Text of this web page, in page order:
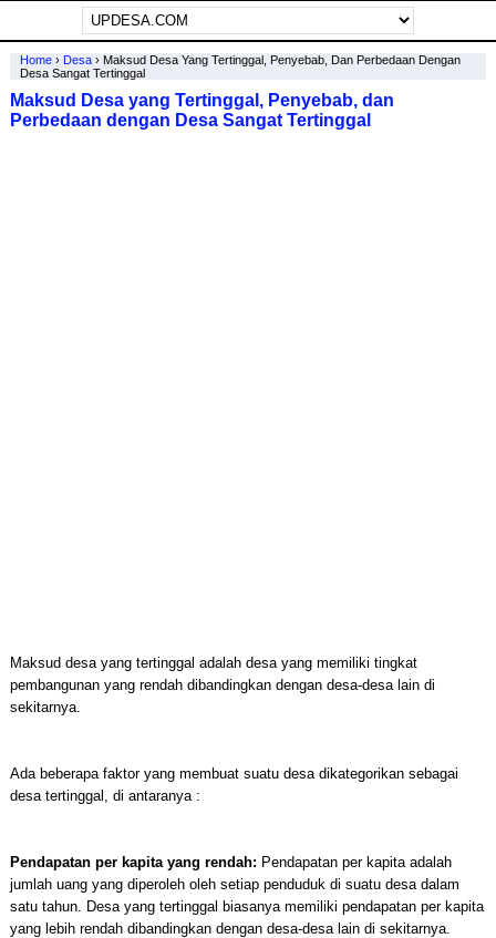
Home› Desa› Maksud Desa Yang Tertinggal, Penyebab, Dan Perbedaan Dengan
Desa Sangat Tertinggal
Maksud Desa yang Tertinggal, Penyebab, dan
Perbedaan dengan Desa Sangat Tertinggal
Maksud desa yang tertinggal adalah desa yang memiliki tingkat
pembangunan yang rendah dibandingkan dengan desa-desa lain di
sekitarnya.
Ada beberapa faktor yang membuat suatu desa dikategorikan sebagai
desa tertinggal, di antaranya :
Pendapatan per kapita yang rendah: Pendapatan per kapita adalah
jumlah uang yang diperoleh oleh setiap penduduk di suatu desa dalam
satu tahun. Desa yang tertinggal biasanya memiliki pendapatan per kapita
yang lebih rendah dibandingkan dengan desa-desa lain di sekitarnya.